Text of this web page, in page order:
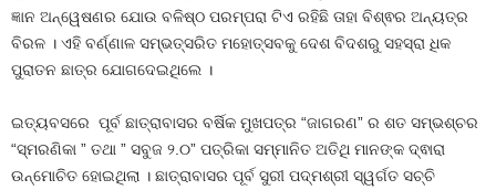
ଜ୍ଞାନ ଅନ୍ୱେଷଣର ଯୋଉ ବଳିଷ୍ଠ ପରମ୍ପରା ଟିଏ ରହିଛି ତାହା ବିଶ୍ଵର ଅନ୍ୟତ୍ର
ବିରଳ । ଏହି ବର୍ଣ୍ଣାଳ ସମ୍ଭତ୍ସରିତ ମହୋତ୍ସବକୁ ଦେଶ ବିଦଶରୁ ସହସ୍ରା ଧିକ
ପୁରାତନ ଛାତ୍ର ଯୋଗଦେଇଥିଲେ ।
ଇତ୍ୟବସରେ ପୂର୍ବ ଛାତ୍ରାବାସର ବର୍ଷିକ ମୁଖପତ୍ର “ଜାଗରଣ” ର ଶତ ସମ୍ଭଶ୍ଚର
“ସ୍ମରଣିକା ” ତଥା ” ସବୁଜ ୨.୦” ପତ୍ରିକା ସମ୍ମାନିତ ଅତିଥି ମାନଙ୍କ ଦ୍ଵାରା
ଉନ୍ମୋଚିତ ହୋଇଥିଲା । ଛାତ୍ରାବାସର ପୂର୍ବ ସୁରୀ ପଦ୍ମଶ୍ରୀ ସ୍ୱର୍ଗତ ସଚ୍ଚି